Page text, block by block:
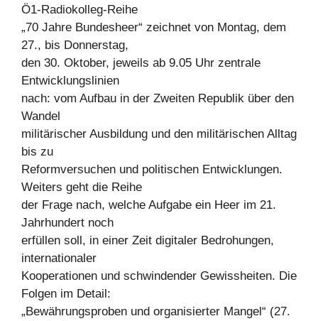
Ö1-Radiokolleg-Reihe
„70 Jahre Bundesheer“ zeichnet von Montag, dem
27., bis Donnerstag,
den 30. Oktober, jeweils ab 9.05 Uhr zentrale
Entwicklungslinien
nach: vom Aufbau in der Zweiten Republik über den
Wandel
militärischer Ausbildung und den militärischen Alltag
bis zu
Reformversuchen und politischen Entwicklungen.
Weiters geht die Reihe
der Frage nach, welche Aufgabe ein Heer im 21.
Jahrhundert noch
erfüllen soll, in einer Zeit digitaler Bedrohungen,
internationaler
Kooperationen und schwindender Gewissheiten. Die
Folgen im Detail:
„Bewährungsproben und organisierter Mangel“ (27.